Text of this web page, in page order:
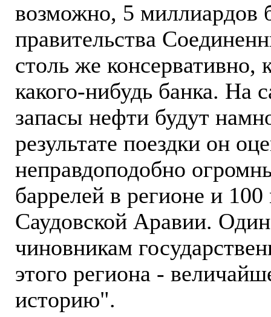
возможно, 5 миллиардов
правительства
столь же консервативно,
какого-нибудь банка. На
запасы нефти будут
результате поездки он
неправдоподобно
баррелей в регионе и
Саудовской Аравии.
чиновникам
этого региона -
историю".